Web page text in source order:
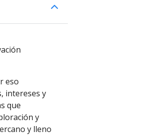
eso
intereses y
que
y
y lleno